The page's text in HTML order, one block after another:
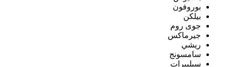
بوروفون
بيلكن
جوى روم
جيرماكس
ريشي
سامسونج
سيلبيرات